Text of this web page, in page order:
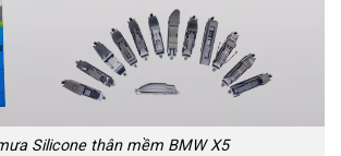
Silicone thân mềm BMW X5